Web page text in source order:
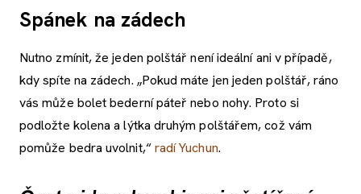
Spánek na zádech
Nutno zmínit, že jeden polštář není ideální ani v případě,
kdy spíte na zádech. „Pokud máte jen jeden polštář, ráno
vás může bolet bederní páteř nebo nohy. Proto si
podložte kolena a lýtka druhým polštářem, což vám
pomůže bedra uvolnit,“radí Yuchun.